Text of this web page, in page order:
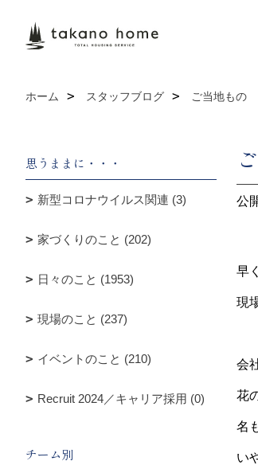
ホーム スタッフブログ ご当地もの
公
早
現
会
花
名
い
思うままに・・・
新型コロナウイルス関連 (3)
家づくりのこと (202)
日々のこと (1953)
現場のこと (237)
イベントのこと (210)
Recruit 2024／キャリア採用 (0)
チーム別